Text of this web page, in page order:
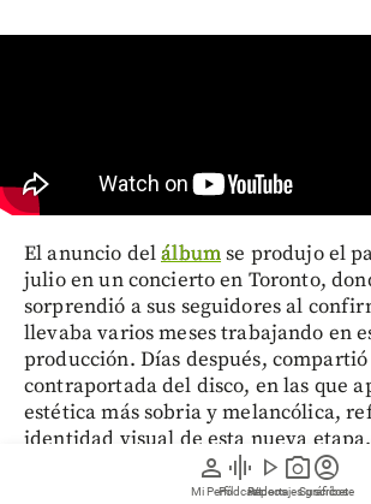
person
Mi Perfil
graphic_eq
Pódcast
play_arrow
Videos
photo_camera
Reportajes gráficos
account_circle
Suscríbete
El anuncio delálbumse produjo el
julio en un concierto en Toronto,
sorprendió a sus seguidores al
llevaba varios meses trabajando en
producción. Días después,
contraportada del disco, en las que
estética más sobria y melancólica,
identidad visual de esta nueva etapa.